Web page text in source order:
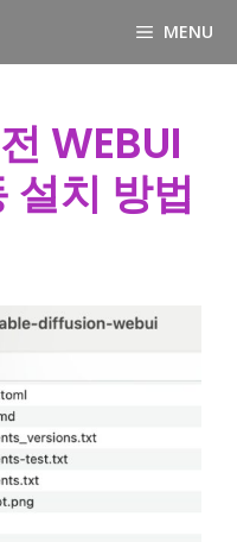
MENU
WEBUI
설치 방법